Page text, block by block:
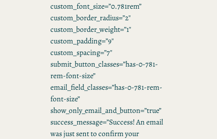
custom_font_size=”0.781rem”
custom_border_radius=”2″
custom_border_weight=”1″
custom_padding=”9″
custom_spacing=”7″
submit_button_classes=”has-0-781-
rem-font-size”
email_field_classes=”has-0-781-rem-
font-size”
show_only_email_and_button=”true”
success_message=”Success! An email
was just sent to confirm your